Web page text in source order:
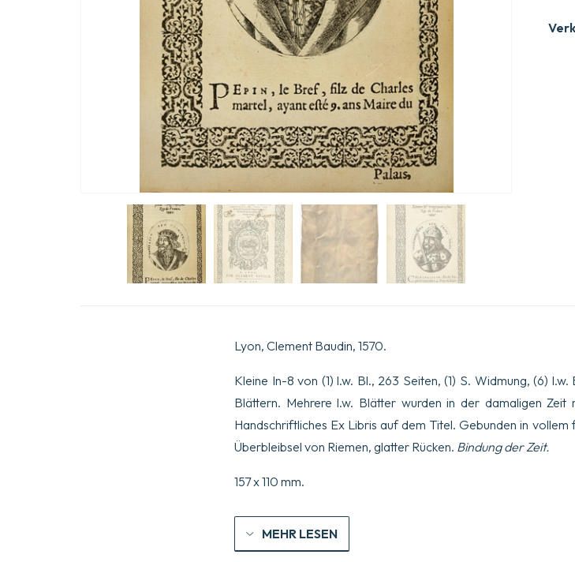
Lyon, Clement Baudin, 1570.
Kleine In-8 von (1) l.w. Bl., 263 Seiten, (1) S. Widmung, (6)
Blättern. Mehrere l.w. Blätter wurden in der damaligen Zeit
Handschriftliches Ex Libris auf dem Titel. Gebunden in
Überbleibsel von Riemen, glatter Rücken. Bindung der Zeit.
157 x 110 mm.
MEHR LESEN